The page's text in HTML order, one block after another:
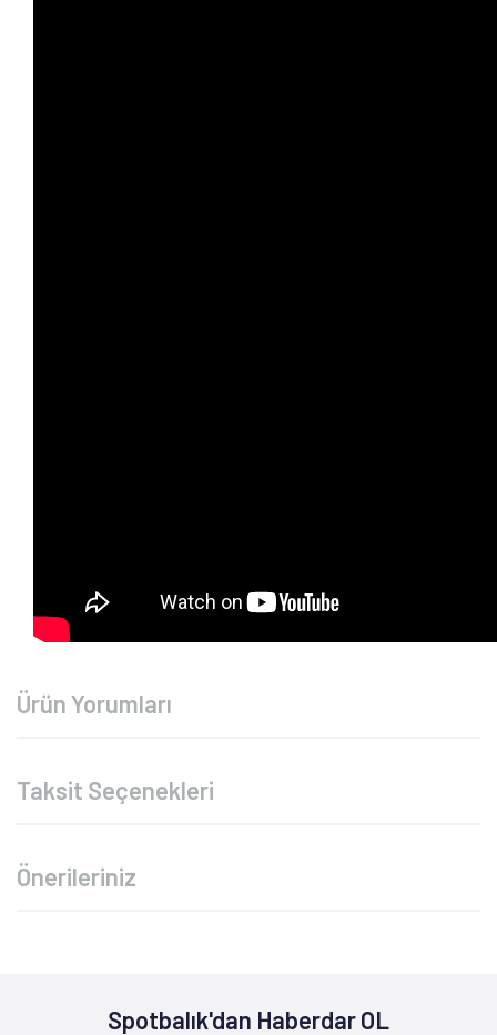
Ürün Yorumları
Taksit Seçenekleri
Önerileriniz
Spotbalık'dan Haberdar OL